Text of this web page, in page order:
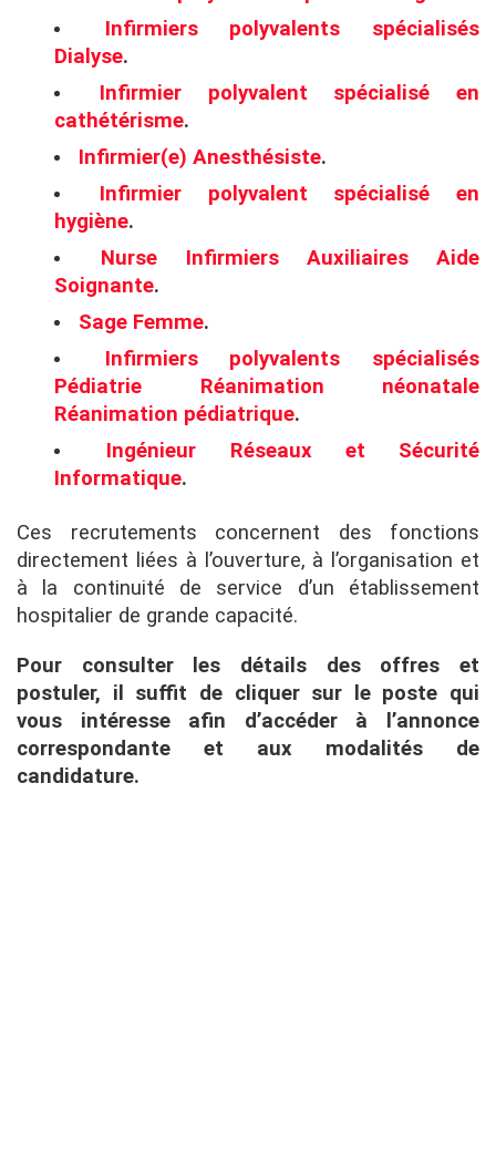
Infirmiers polyvalents spécialisés
Dialyse.
Infirmier polyvalent spécialisé en
cathétérisme.
Infirmier(e) Anesthésiste.
Infirmier polyvalent spécialisé en
hygiène.
Nurse Infirmiers Auxiliaires Aide
Soignante.
Sage Femme.
Infirmiers polyvalents spécialisés
Pédiatrie Réanimation néonatale
Réanimation pédiatrique.
Ingénieur Réseaux et Sécurité
Informatique.
Ces recrutements concernent des fonctions
directement liées à l’ouverture, à l’organisation et
à la continuité de service d’un établissement
hospitalier de grande capacité.
Pour consulter les détails des offres et
postuler, il suffit de cliquer sur le poste qui
vous intéresse afin d’accéder à l’annonce
correspondante et aux modalités de
candidature.